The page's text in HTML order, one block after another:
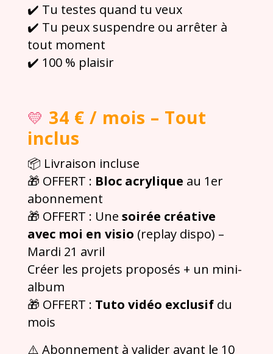
✔️ Tu testes quand tu veux
✔️ Tu peux suspendre ou arrêter à
tout moment
✔️ 100 % plaisir
💛 34 € / mois – Tout
inclus
📦 Livraison incluse
🎁 OFFERT : Bloc acrylique au 1er
abonnement
🎁 OFFERT : Une soirée créative
avec moi en visio (replay dispo) –
Mardi 21 avril
Créer les projets proposés + un mini-
album
🎁 OFFERT : Tuto vidéo exclusifdu
mois
⚠️ Abonnement à valider avant le 10